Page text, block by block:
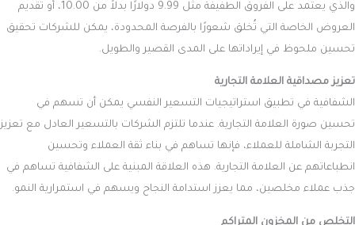
والذي يعتمد على الفروق الطفيفة مثل 9.99 دولارًا بدلاً من 10.00، أو تقديم
العروض الخاصة التي تُخلق شعورًا بالفرصة المحدودة، يمكن للشركات تحقيق
تحسين ملحوظ في إيراداتها على المدى القصير والطويل.
تعزيز مصداقية العلامة التجارية
الشفافية في تطبيق استراتيجيات التسعير النفسي يمكن أن تسهم في
تحسين صورة العلامة التجارية. عندما تلتزم الشركات بالتسعير العادل مع تعزيز
التجربة الشاملة للعملاء، فإنها تساهم في بناء ثقة العملاء وتحسين
انطباعاتهم عن العلامة التجارية. هذه العلاقة المبنية على الشفافية تساهم في
جذب عملاء مخلصين، مما يعزز استدامة النجاح ويسهم في استمرارية النمو.
التخلص من المخزون المتراكم